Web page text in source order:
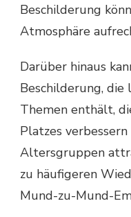
Beschilderung
Atmosphäre
Darüber hinaus
Beschilderung,
Themen enthält,
Platzes
Altersgruppen
zu häufigeren
Mund-zu-Mund-